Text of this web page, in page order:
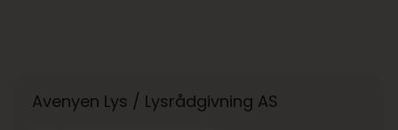
Avenyen Lys / Lysrådgivning AS